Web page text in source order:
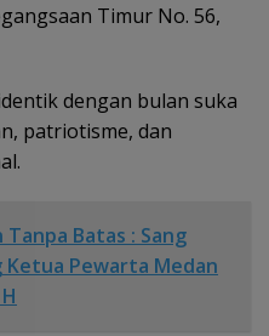
Timur No. 56,
dengan bulan suka
patriotisme, dan
Batas : Sang
Pewarta Medan